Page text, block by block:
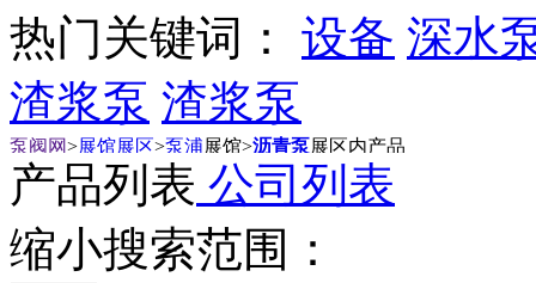
热门关键词： 设备 深水
渣浆泵 渣浆泵
泵阀网>展馆展区>泵浦展馆>沥青泵展区内产品
产品列表 公司列表
缩小搜索范围：